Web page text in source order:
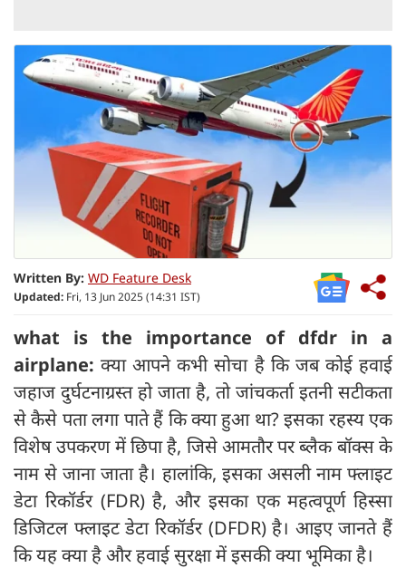
Written By: WD Feature Desk
Updated: Fri, 13 Jun 2025 (14:31 IST)
what is the importance of dfdr in a
airplane:क्या आपने कभी सोचा है कि जब कोई हवाई
जहाज दुर्घटनाग्रस्त हो जाता है, तो जांचकर्ता इतनी सटीकता
से कैसे पता लगा पाते हैं कि क्या हुआ था? इसका रहस्य एक
विशेष उपकरण में छिपा है, जिसे आमतौर पर ब्लैक बॉक्स के
नाम से जाना जाता है। हालांकि, इसका असली नाम फ्लाइट
डेटा रिकॉर्डर (FDR) है, और इसका एक महत्वपूर्ण हिस्सा
डिजिटल फ्लाइट डेटा रिकॉर्डर (DFDR) है। आइए जानते हैं
कि यह क्या है और हवाई सुरक्षा में इसकी क्या भूमिका है।